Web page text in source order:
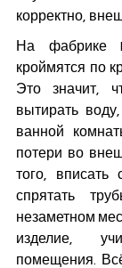
корректно,
На фабрике
кроймятся по
Это значит,
вытирать
ванной
потери во
того, вписать
спрятать
незаметном
изделие,
помещения.